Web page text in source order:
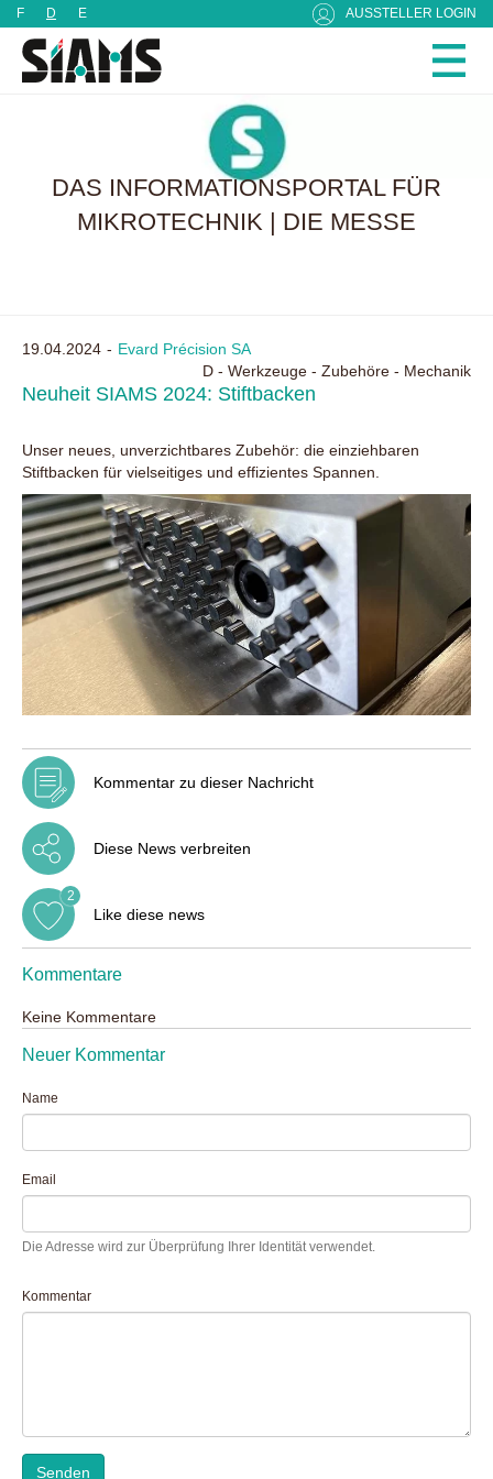
F D E AUSSTELLER LOGIN
DAS INFORMATIONSPORTAL FÜR
MIKROTECHNIK | DIE MESSE
19.04.2024
Evard Précision SA
D - Werkzeuge - Zubehöre - Mechanik
Neuheit SIAMS 2024: Stiftbacken
Unser neues, unverzichtbares Zubehör: die einziehbaren
Stiftbacken für vielseitiges und effizientes Spannen.
Kommentar zu dieser Nachricht
Diese News verbreiten
Like diese news
2
Kommentare
Keine Kommentare
Neuer Kommentar
Name
Email
Die Adresse wird zur Überprüfung Ihrer Identität verwendet.
Kommentar
Senden
Cookie-Einstellungen